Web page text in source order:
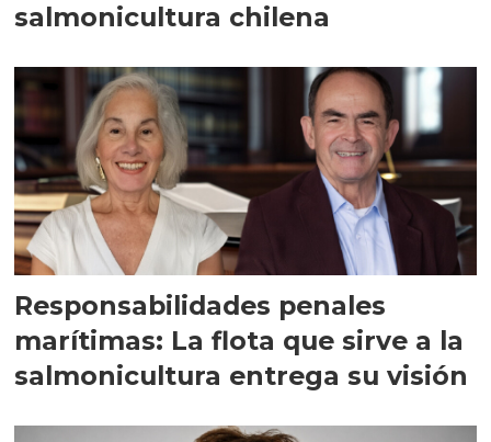
salmonicultura chilena
Responsabilidades penales
marítimas: La flota que sirve a la
salmonicultura entrega su visión